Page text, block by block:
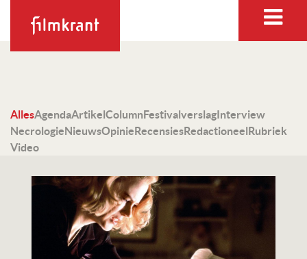
AllesAgendaArtikelColumnFestivalverslagInterview
NecrologieNieuwsOpinieRecensiesRedactioneelRubriek
Video